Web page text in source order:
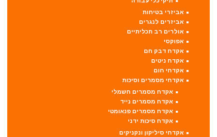
אביזרי בטיחות
אביזרים לנגרים
אולרים רב תכליתיים
אפוקסי
אקדח דבק חם
אקדח ניטים
אקדחי חום
אקדחי מסמרים וסיכות
אקדח מסמרים חשמלי
אקדח מסמרים נייד
אקדח מסמרים פנאומטי
אקדח סיכות ידני
אקדחי סיליקון ונקניקים